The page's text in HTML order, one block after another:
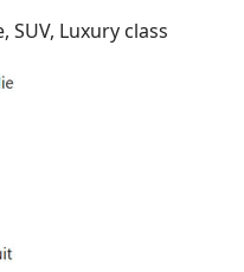
Luxury class